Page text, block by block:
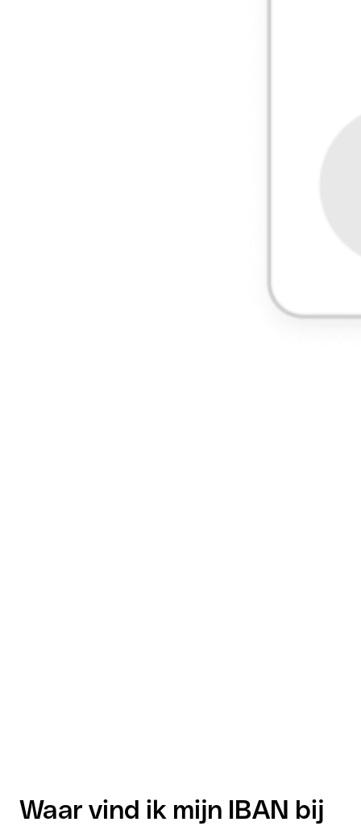
Waar vind ik mijn IBAN bij